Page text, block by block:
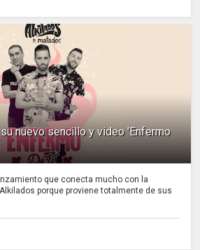
nuevo sencillo y video 'Enfermo
que conecta mucho con la
porque proviene totalmente de sus